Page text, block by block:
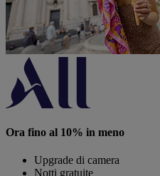
Ora fino al 10% in meno
Upgrade di camera
Notti gratuite